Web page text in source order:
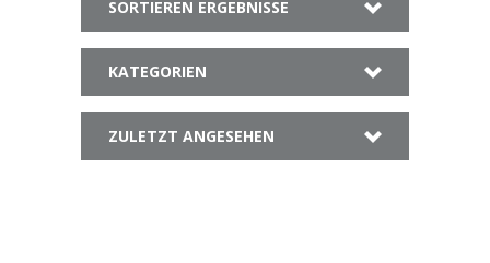
SORTIEREN ERGEBNISSE
KATEGORIEN
ZULETZT ANGESEHEN